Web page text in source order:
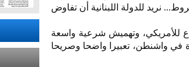
نريد للدولة اللبنانية أن تفاوض
للأمريكي، وتهميش شرعية واسعة
في واشنطن، تعبيرا واضحا وصريحا